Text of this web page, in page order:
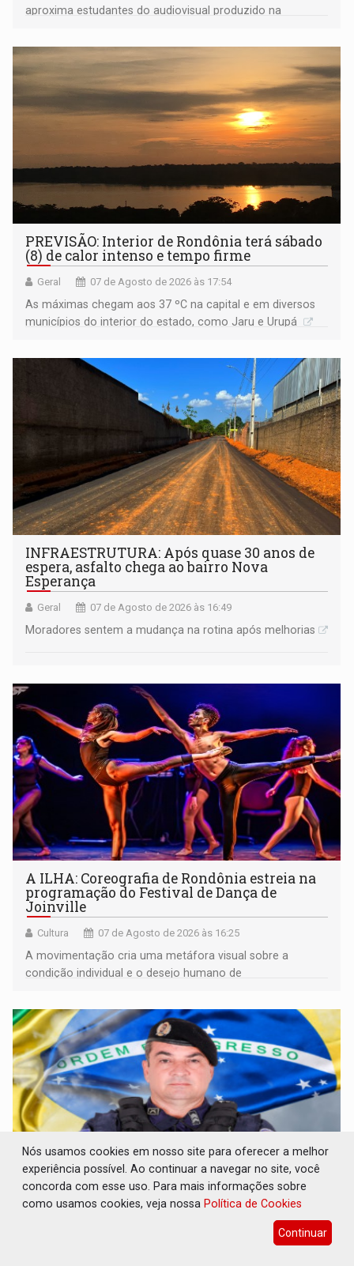
aproxima estudantes do audiovisual produzido na
PREVISÃO: Interior de Rondônia terá sábado
(8) de calor intenso e tempo firme
Geral 07 de Agosto de 2026 às 17:54
As máximas chegam aos 37 ºC na capital e em diversos
municípios do interior do estado, como Jaru e Urupá
INFRAESTRUTURA: Após quase 30 anos de
espera, asfalto chega ao bairro Nova
Esperança
Geral 07 de Agosto de 2026 às 16:49
Moradores sentem a mudança na rotina após melhorias
A ILHA: Coreografia de Rondônia estreia na
programação do Festival de Dança de
Joinville
Cultura 07 de Agosto de 2026 às 16:25
A movimentação cria uma metáfora visual sobre a
condição individual e o desejo humano de
ELEIÇÕES 2026: Sargento Mouza esclarece
Nós usamos cookies em nosso site para oferecer a melhor
experiência possível. Ao continuar a navegar no site, você
concorda com esse uso. Para mais informações sobre
como usamos cookies, veja nossa Política de Cookies
Continuar